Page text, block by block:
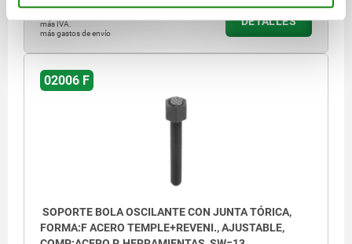
$1,503.19
más IVA.
más gastos de envío
DETALLES
02006 F
SOPORTE BOLA OSCILANTE CON JUNTA TÓRICA,
FORMA:F ACERO TEMPLE+REVENI., AJUSTABLE,